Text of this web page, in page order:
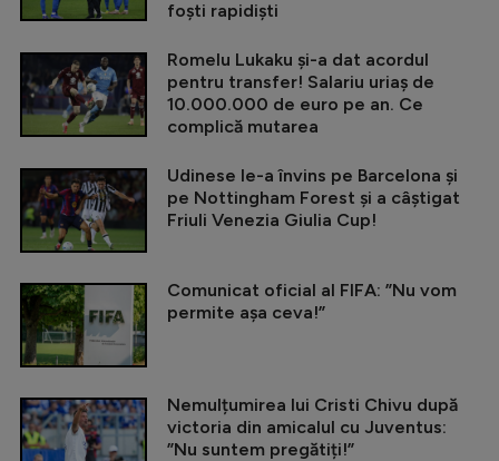
foști rapidiști
Romelu Lukaku și-a dat acordul
pentru transfer! Salariu uriaș de
10.000.000 de euro pe an. Ce
complică mutarea
Udinese le-a învins pe Barcelona și
pe Nottingham Forest și a câștigat
Friuli Venezia Giulia Cup!
Comunicat oficial al FIFA: ”Nu vom
permite așa ceva!”
Nemulțumirea lui Cristi Chivu după
victoria din amicalul cu Juventus:
”Nu suntem pregătiți!”